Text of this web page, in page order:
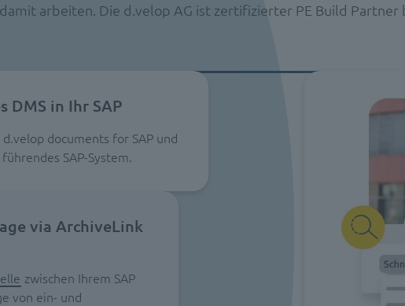
damit arbeiten. Die d.velop AG ist zertifizierter PE Build Partner
DMS in Ihr SAP
documents for SAP und
SAP-System.
via ArchiveLink
zwischen Ihrem SAP
von ein- und